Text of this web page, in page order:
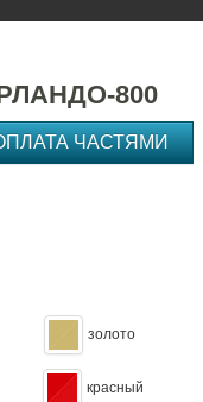
800
ЧАСТЯМИ
золото
красный